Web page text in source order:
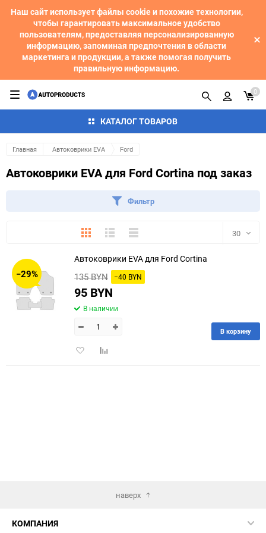
Наш сайт использует файлы cookie и похожие технологии,
чтобы гарантировать максимальное удобство
пользователям, предоставляя персонализированную
информацию, запоминая предпочтения в области
маркетинга и продукции, а также помогая получить
правильную информацию.
КАТАЛОГ ТОВАРОВ
0
Главная Автоковрики EVA Ford
Автоковрики EVA для Ford Cortina под заказ
Фильтр
ПлиткаПодробноКомпактно 30
150
−29%
Автоковрики EVA для Ford Cortina
135 BYN −40 BYN
95 BYN
В наличии
ДобавитьДобавить
В корзину
наверх
КОМПАНИЯ